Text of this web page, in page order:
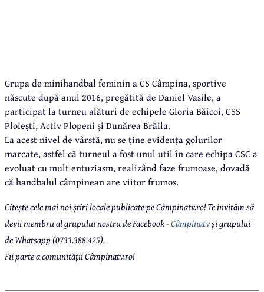
Grupa de minihandbal feminin a CS Câmpina, sportive
născute după anul 2016, pregătită de Daniel Vasile, a
participat la turneu alături de echipele Gloria Băicoi, CSS
Ploiești, Activ Plopeni și Dunărea Brăila.
La acest nivel de vârstă, nu se ține evidența golurilor
marcate, astfel că turneul a fost unul util în care echipa CSC a
evoluat cu mult entuziasm, realizând faze frumoase, dovadă
că handbalul câmpinean are viitor frumos.
Citește cele mai noi știri locale publicate pe Câmpinatv.ro! Te invităm să
devii membru al grupului nostru de Facebook -Câmpinatvși grupului
de Whatsapp (0733.388.425).
Fii parte a comunității Câmpinatv.ro!